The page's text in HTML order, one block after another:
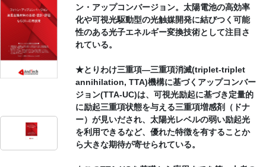
ン・アップコンバージョン。太陽電池の高効率
化や可視光駆動型の光触媒開発に結びつく可能
性のある光子エネルギー変換技術として注目さ
れている。
★とりわけ三重項―三重項消滅(triplet-triplet
annihilation, TTA)機構に基づくアップコンバー
ジョン(TTA-UC)は、可視光励起に基づき定量的
に励起三重項状態を与える三重項増感剤（ドナ
ー）が見いだされ、太陽光レベルの弱い励起光
を利用できるなど、優れた特徴を有することか
ら大きな期待が寄せられている。